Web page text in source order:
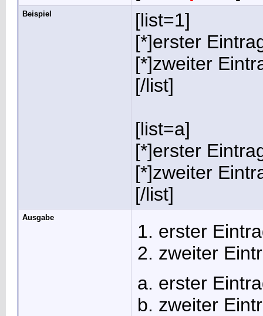
Beispiel
[list=1]
[*]erster
[*]zweiter
[/list]
[list=a]
[*]erster
[*]zweiter
[/list]
Ausgabe
erster
zweiter
erster
zweiter